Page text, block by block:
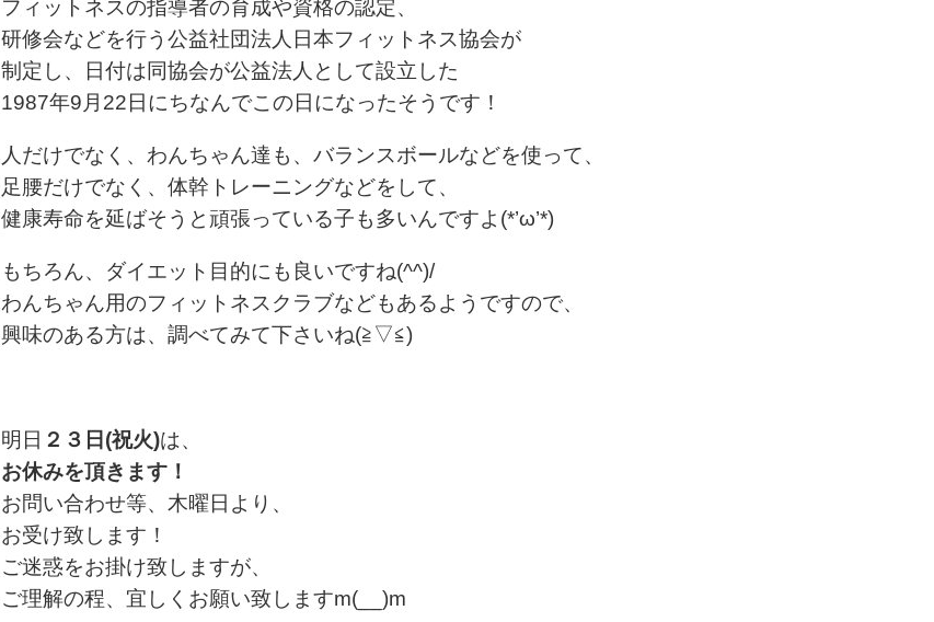
フィットネスの指導者の育成や資格の認定、
研修会などを行う公益社団法人日本フィットネス協会が
制定し、日付は同協会が公益法人として設立した
1987年9月22日にちなんでこの日になったそうです！
人だけでなく、わんちゃん達も、バランスボールなどを使って、
足腰だけでなく、体幹トレーニングなどをして、
健康寿命を延ばそうと頑張っている子も多いんですよ(*’ω’*)
もちろん、ダイエット目的にも良いですね(^^)/
わんちゃん用のフィットネスクラブなどもあるようですので、
興味のある方は、調べてみて下さいね(≧▽≦)
明日 ２３日(祝火)は、
お休みを頂きます！
お問い合わせ等、木曜日より、
お受け致します！
ご迷惑をお掛け致しますが、
ご理解の程、宜しくお願い致しますm(__)m